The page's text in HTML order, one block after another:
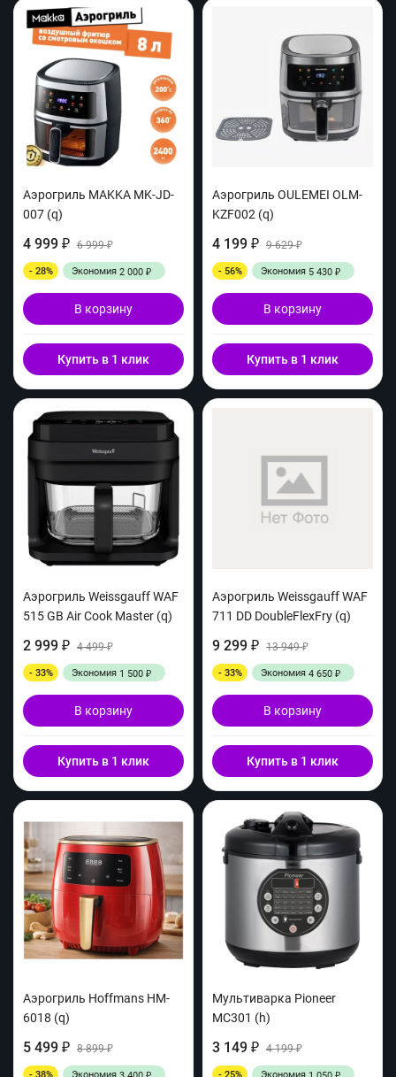
Аэрогриль MAKKA MK-JD-
007 (q)
4 999 ₽ 6 999₽
- 28% Экономия 2 000 ₽
В корзину
Купить в 1 клик
Аэрогриль OULEMEI OLM-
KZF002 (q)
4 199 ₽ 9 629₽
- 56% Экономия 5 430 ₽
В корзину
Купить в 1 клик
Аэрогриль Weissgauff WAF
515 GB Air Cook Master (q)
2 999 ₽ 4 499₽
- 33% Экономия 1 500 ₽
В корзину
Купить в 1 клик
Аэрогриль Weissgauff WAF
711 DD DoubleFlexFry (q)
9 299 ₽ 13 949₽
- 33% Экономия 4 650 ₽
В корзину
Купить в 1 клик
Аэрогриль Hoffmans HM-
6018 (q)
5 499 ₽ 8 899₽
- 38% Экономия ₽
Мультиварка Pioneer
MC301 (h)
3 149 ₽ 4 199₽
- 25% Экономия ₽